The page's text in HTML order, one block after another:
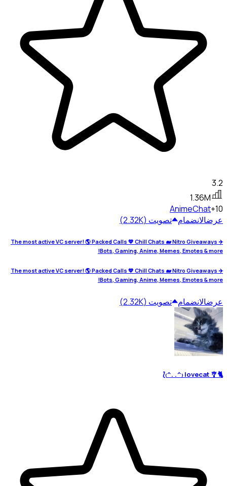
3.2
1.36M
AnimeChat+10
عرضالانضمام تصويت (2.32K)
The most active VC server! 🌎 Packed Calls 💙 Chill Chats 🐋 Nitro Giveaways ✈️
Bots, Gaming, Anime, Memes, Emotes & more!
The most active VC server! 🌎 Packed Calls 💙 Chill Chats 🐋 Nitro Giveaways ✈️
Bots, Gaming, Anime, Memes, Emotes & more!
عرضالانضمام تصويت (2.32K)
🐈🎐 lovecat ₍^. .^₎⟆